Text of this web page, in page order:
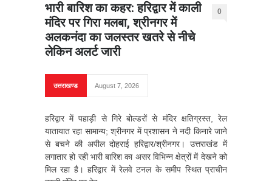
भारी बारिश का कहर: हरिद्वार में काली
मंदिर पर गिरा मलबा, श्रीनगर में
अलकनंदा का जलस्तर खतरे से नीचे
लेकिन अलर्ट जारी
0
उत्तराखण्ड August 7, 2026
हरिद्वार में पहाड़ी से गिरे बोल्डरों से मंदिर क्षतिग्रस्त, रेल
यातायात रहा सामान्य; श्रीनगर में प्रशासन ने नदी किनारे जाने
से बचने की अपील दोहराई हरिद्वार/श्रीनगर। उत्तराखंड में
लगातार हो रही भारी बारिश का असर विभिन्न क्षेत्रों में देखने को
मिल रहा है। हरिद्वार में रेलवे टनल के समीप स्थित प्राचीन